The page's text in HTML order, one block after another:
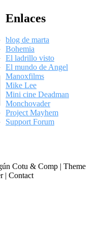
Enlaces
blog de marta
Bohemia
El ladrillo visto
El mundo de Angel
Manoxfilms
Mike Lee
Mini cine Deadman
Monchovader
Project Mayhem
Support Forum
Cotu & Comp | Theme
| Contact